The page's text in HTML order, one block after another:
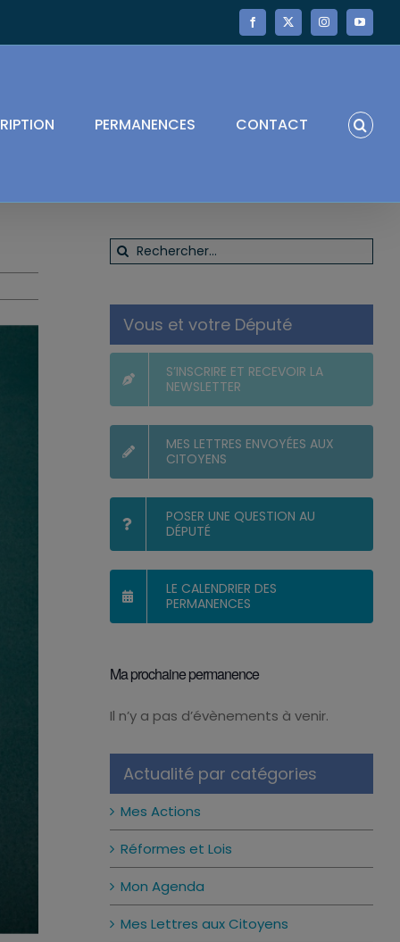
Facebook
X InstagramYouTube
PERMANENCES CONTACT
Rechercher:
Vous et votre Député
S’INSCRIRE ET RECEVOIR LA
NEWSLETTER
MES LETTRES ENVOYÉES AUX
CITOYENS
POSER UNE QUESTION AU
DÉPUTÉ
LE CALENDRIER DES
PERMANENCES
Ma prochaine permanence
Notice
Il n’y a pas d’évènements à venir.
Actualité par catégories
Mes Actions
Réformes et Lois
Mon Agenda
Mes Lettres aux Citoyens